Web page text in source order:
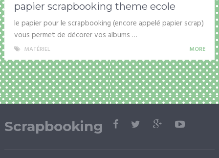
papier scrapbooking theme ecole
le papier pour le scrapbooking (encore appelé papier scrap)
vous permet de décorer vos albums …
MATÉRIEL MORE
Scrapbooking